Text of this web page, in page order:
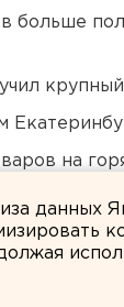
больше
на
данных